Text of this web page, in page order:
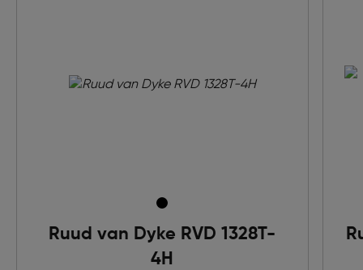
Ruud van Dyke RVD 1328T-
4H